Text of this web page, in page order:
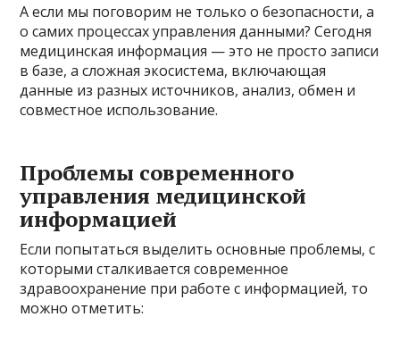
А если мы поговорим не только о безопасности, а
о самих процессах управления данными? Сегодня
медицинская информация — это не просто записи
в базе, а сложная экосистема, включающая
данные из разных источников, анализ, обмен и
совместное использование.
Проблемы современного
управления медицинской
информацией
Если попытаться выделить основные проблемы, с
которыми сталкивается современное
здравоохранение при работе с информацией, то
можно отметить: